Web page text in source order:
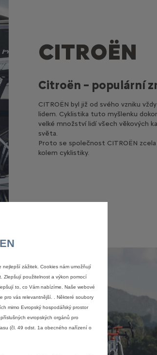
CITROËN
Citroën – populární
CITROËN byl již od svého vzniku
lidem. Cyklistika tuto myšlenku
velké množství lidí všech věkových
světa.
Proto se společnost CITROËN
kolem cyklistiky.
nejlepší zážitek. Cookies nám umožňují
Zlepšují použitelnost a výkon pomocí
to, co Vám nabízíme. Naše webové
pro vás relevantnější. . Některé soubory
mimo Evropský hospodářský prostor
evropských orgánů pro
(čl. 49 odst. 1a obecného nařízení o